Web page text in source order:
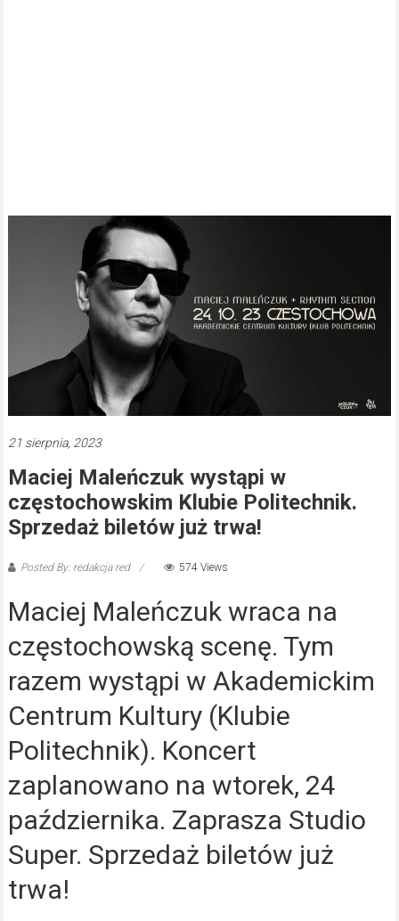
21 sierpnia, 2023
Maciej Maleńczuk wystąpi w
częstochowskim Klubie Politechnik.
Sprzedaż biletów już trwa!
Posted By: redakcja red 574 Views
Maciej Maleńczuk wraca na
częstochowską scenę. Tym
razem wystąpi w Akademickim
Centrum Kultury (Klubie
Politechnik). Koncert
zaplanowano na wtorek, 24
października. Zaprasza Studio
Super. Sprzedaż biletów już
trwa!